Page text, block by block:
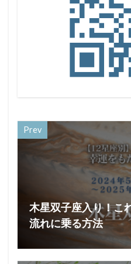
Prev
木星双子座入り！こ
流れに乗る方法